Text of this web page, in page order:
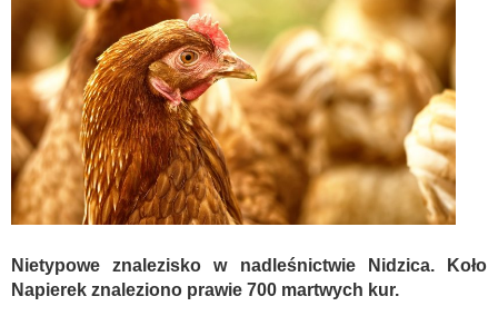
Nietypowe znalezisko w nadleśnictwie Nidzica. Koło
Napierek znaleziono prawie 700 martwych kur.